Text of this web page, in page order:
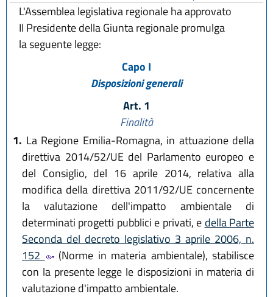
L'Assemblea legislativa regionale ha approvato
Il Presidente della Giunta regionale promulga
la seguente legge:
Capo I
Disposizioni generali
Art. 1
Finalità
1. La Regione Emilia-Romagna, in attuazione della
direttiva 2014/52/UE del Parlamento europeo e
del Consiglio, del 16 aprile 2014, relativa alla
modifica della direttiva 2011/92/UE concernente
la valutazione dell'impatto ambientale di
determinati progetti pubblici e privati, e della Parte
Seconda del decreto legislativo 3 aprile 2006, n.
152
(Norme in materia ambientale), stabilisce
con la presente legge le disposizioni in materia di
valutazione d'impatto ambientale.